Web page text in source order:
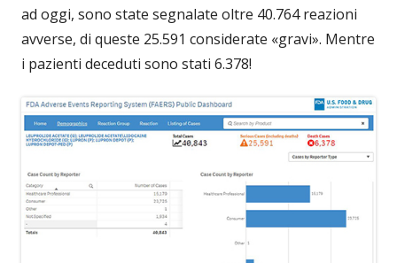
ad oggi, sono state segnalate oltre 40.764 reazioni
avverse, di queste 25.591 considerate «gravi». Mentre
i pazienti deceduti sono stati 6.378!